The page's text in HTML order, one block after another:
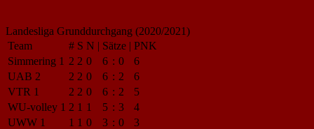
Landesliga Grunddurchgang (2020/2021)
Team
# S N | Sätze | PNK
Simmering 1 2 2 0 6 : 0
6
UAB 2
2 2 0 6 : 2
6
VTR 1
2 2 0 6 : 2
5
WU-volley 1 2 1 1 5 : 3
4
UWW 1
1 1 0 3 : 0
3